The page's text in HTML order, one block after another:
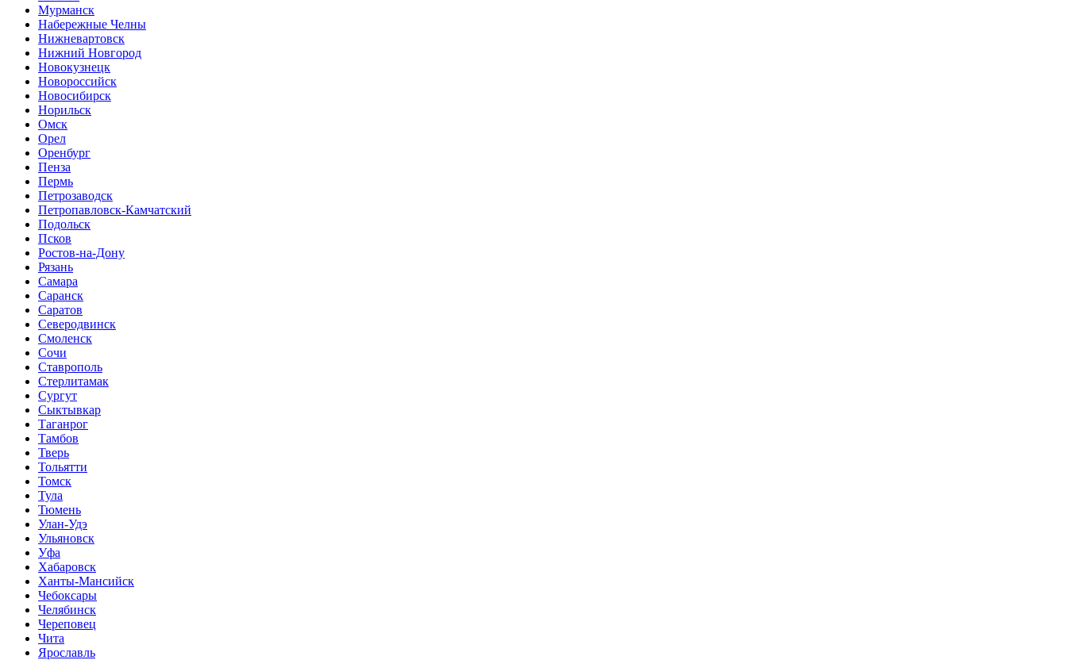
Мурманск
Набережные Челны
Нижневартовск
Нижний Новгород
Новокузнецк
Новороссийск
Новосибирск
Норильск
Омск
Орел
Оренбург
Пенза
Пермь
Петрозаводск
Петропавловск-Камчатский
Подольск
Псков
Ростов-на-Дону
Рязань
Самара
Саранск
Саратов
Северодвинск
Смоленск
Сочи
Ставрополь
Стерлитамак
Сургут
Сыктывкар
Таганрог
Тамбов
Тверь
Тольятти
Томск
Тула
Тюмень
Улан-Удэ
Ульяновск
Уфа
Хабаровск
Ханты-Мансийск
Чебоксары
Челябинск
Череповец
Чита
Ярославль